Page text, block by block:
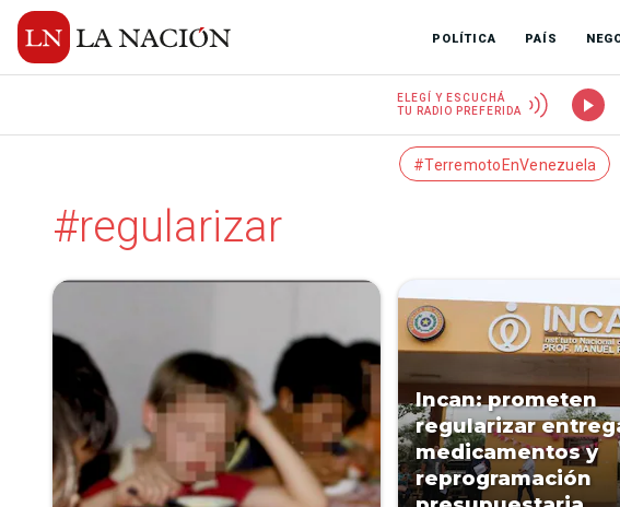
POLÍTICA PAÍS
ELEGÍ Y ESCUCHÁ
TU RADIO PREFERIDA
#TerremotoEnVenezuela
#regularizar
Incan: prometen
regularizar
medicamentos y
reprogramación